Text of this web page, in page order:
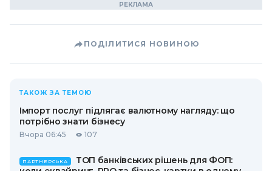
ПОДІЛИТИСЯ НОВИНОЮ
ТАКОЖ ЗА ТЕМОЮ
Імпорт послуг підлягає валютному нагляду: що
потрібно знати бізнесу
Вчора 06:45 107
ПАРТНЕРСЬКА
ТОП банківських рішень для ФОП: